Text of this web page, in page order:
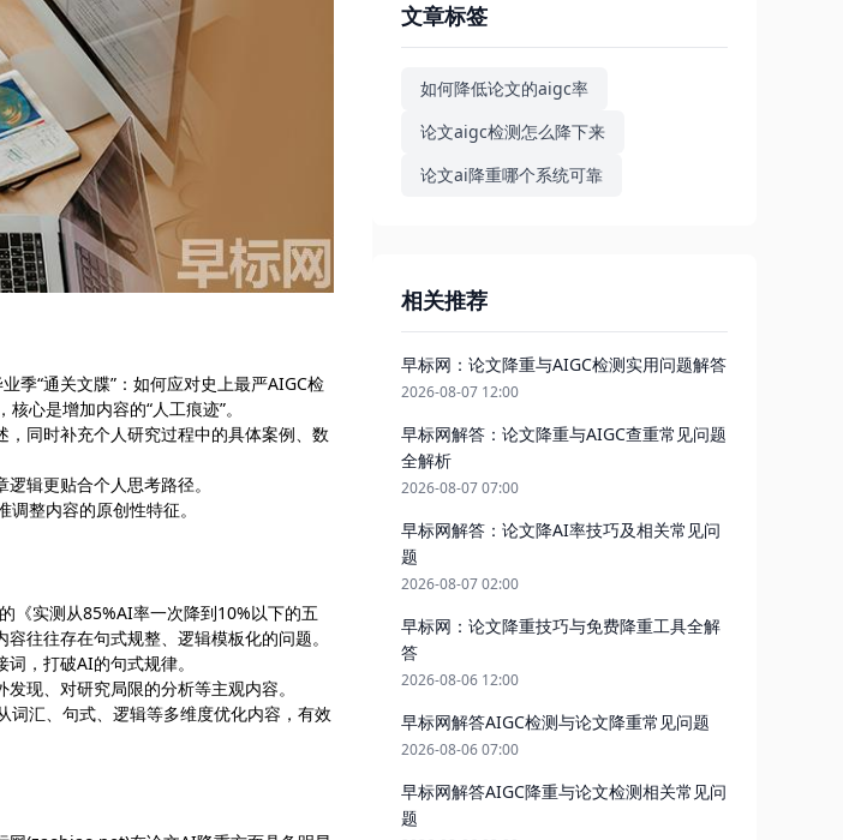
季“通关文牒”：如何应对史上最严AIGC检
是增加内容的“人工痕迹”。
同时补充个人研究过程中的具体案例、数
辑更贴合个人思考路径。
整内容的原创性特征。
《实测从85%AI率一次降到10%以下的五
往往存在句式规整、逻辑模板化的问题。
，打破AI的句式规律。
现、对研究局限的分析等主观内容。
汇、句式、逻辑等多维度优化内容，有效
文章标签
如何降低论文的aigc率
论文aigc检测怎么降下来
论文ai降重哪个系统可靠
相关推荐
早标网：论文降重与AIGC检测实用问题解答
2026-08-07 12:00
早标网解答：论文降重与AIGC查重常见问题
全解析
2026-08-07 07:00
早标网解答：论文降AI率技巧及相关常见问
题
2026-08-07 02:00
早标网：论文降重技巧与免费降重工具全解
答
2026-08-06 12:00
早标网解答AIGC检测与论文降重常见问题
2026-08-06 07:00
早标网解答AIGC降重与论文检测相关常见问
题